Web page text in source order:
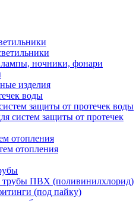
ночники, фонари
изделия
воды
защиты от протечек воды
систем защиты от протечек
отопления
отопления
трубы ПВХ (поливинилхлорид)
(под пайку)